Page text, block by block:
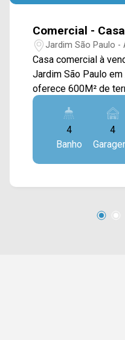
Comercial -
Jardim São Paulo -
Casa comercial à
Jardim São Paulo em
oferece 600M² de
construção,
versátil, ideal para
que buscam um
de adaptação para
corporativos. A entrada conta com uma recepção
proporcionando boa
interna dispõe de
4
Banho
4